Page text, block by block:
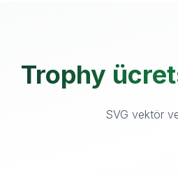
Trophy
SVG vektör